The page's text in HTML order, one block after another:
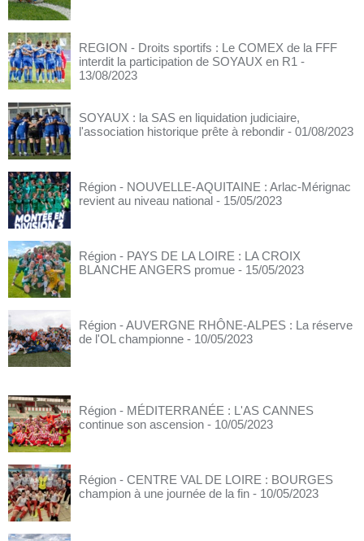
REGION - Droits sportifs : Le COMEX de la FFF
interdit la participation de SOYAUX en R1 -
13/08/2023
SOYAUX : la SAS en liquidation judiciaire,
l'association historique prête à rebondir - 01/08/2023
Région - NOUVELLE-AQUITAINE : Arlac-Mérignac
revient au niveau national - 15/05/2023
Région - PAYS DE LA LOIRE : LA CROIX
BLANCHE ANGERS promue - 15/05/2023
Région - AUVERGNE RHÔNE-ALPES : La réserve
de l'OL championne - 10/05/2023
Région - MÉDITERRANÉE : L'AS CANNES
continue son ascension - 10/05/2023
Région - CENTRE VAL DE LOIRE : BOURGES
champion à une journée de la fin - 10/05/2023